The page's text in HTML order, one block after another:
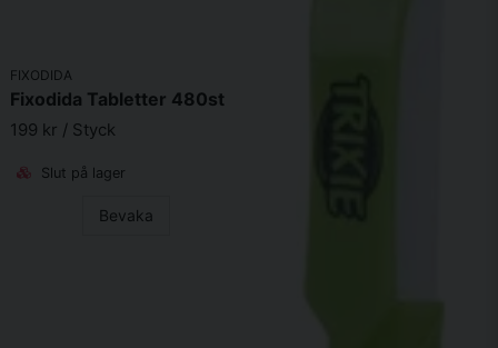
FIXODIDA
Fixodida Tabletter 480st
199 kr / Styck
Slut på lager
Bevaka